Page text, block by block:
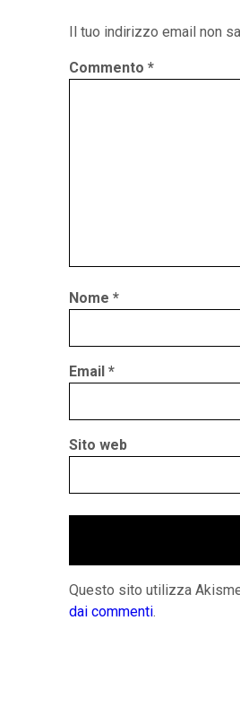
Il tuo indirizzo email non
Commento *
Nome *
Email *
Sito web
Questo sito utilizza
dai commenti.